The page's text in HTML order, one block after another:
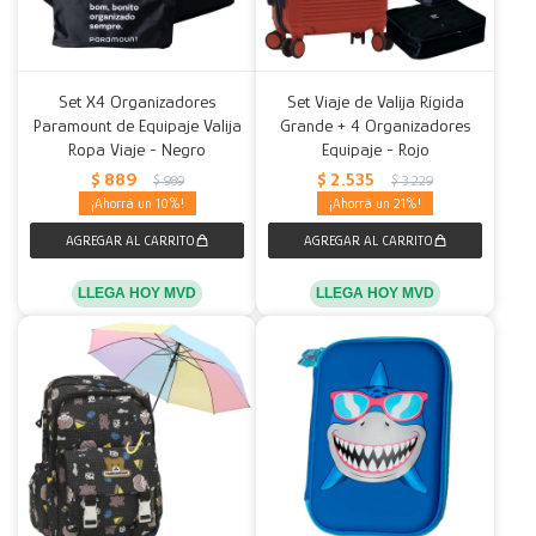
Set X4 Organizadores
Paramount de Equipaje Valija
Ropa Viaje - Negro
$ 889 $ 989
10
LLEGA HOY MVD
Set Viaje de Valija Rígida
Grande + 4 Organizadores
Equipaje - Rojo
$ 2.535 $ 3.229
21
LLEGA HOY MVD